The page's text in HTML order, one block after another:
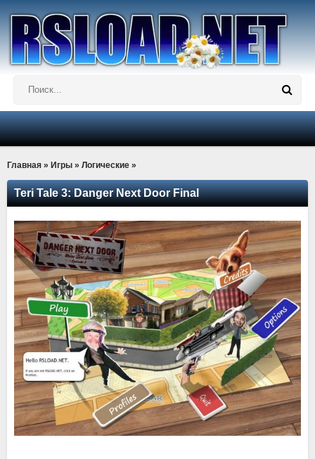
Главная » Игры » Логические »
Teri Tale 3: Danger Next Door Final